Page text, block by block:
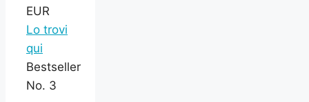
EUR
Lo trovi
qui
Bestseller
No. 3